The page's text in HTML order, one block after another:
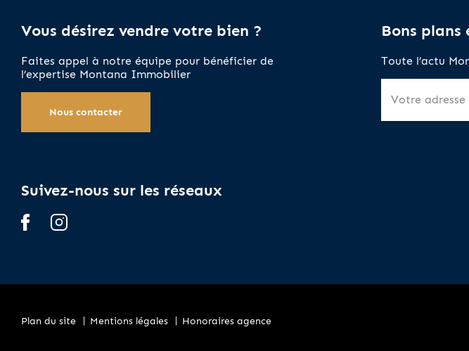
Vous désirez vendre votre bien ?
Faites appel à notre équipe pour bénéficier de
l’expertise Montana Immobilier
Nous contacter
Suivez-nous sur les réseaux
Bons
Toute l’actu
Plan du site Mentions légales Honoraires agence